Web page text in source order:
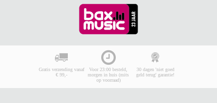
Gratis verzending vanaf
€ 99,-
Voor 23:00 besteld,
morgen in huis (mits
op voorraad)
30 dagen 'niet goed
geld terug' garantie!